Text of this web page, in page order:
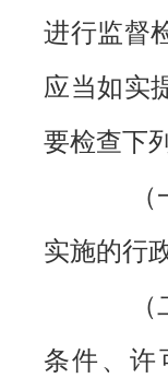
进行监督
应当如实
要检查下
（一
实施的行
（二
条件、许